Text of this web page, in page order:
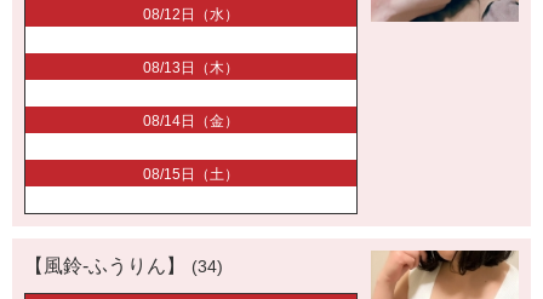
08/12日（水）
08/13日（木）
08/14日（金）
08/15日（土）
【風鈴-ふうりん】 (34)